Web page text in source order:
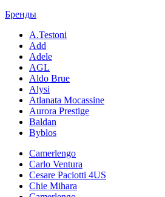
Бренды
A.Testoni
Add
Adele
AGL
Aldo Brue
Alysi
Atlanata Mocassine
Aurora Prestige
Baldan
Byblos
Camerlengo
Carlo Ventura
Cesare Paciotti 4US
Chie Mihara